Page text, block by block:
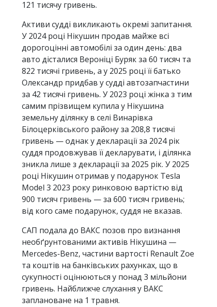
121 тисячу гривень.
Активи судді викликають окремі запитання.
У 2024 році Нікушин продав майже всі
дорогоцінні автомобілі за один день: два
авто дісталися Вероніці Буряк за 60 тисяч та
822 тисячі гривень, а у 2025 році її батько
Олександр придбав у судді автозапчастини
за 42 тисячі гривень. У 2023 році жінка з тим
самим прізвищем купила у Нікушина
земельну ділянку в селі Винарівка
Білоцерківського району за 208,8 тисячі
гривень — однак у декларації за 2024 рік
суддя продовжував її декларувати, і ділянка
зникла лише з декларації за 2025 рік. У 2025
році Нікушин отримав у подарунок Tesla
Model 3 2023 року ринковою вартістю від
900 тисяч гривень — за 600 тисяч гривень;
від кого саме подарунок, суддя не вказав.
САП подала до ВАКС позов про визнання
необґрунтованими активів Нікушина —
Mercedes-Benz, частини вартості Renault Zoe
та коштів на банківських рахунках, що в
сукупності оцінюються у понад 3 мільйони
гривень. Найближче слухання у ВАКС
заплановане на 1 травня.